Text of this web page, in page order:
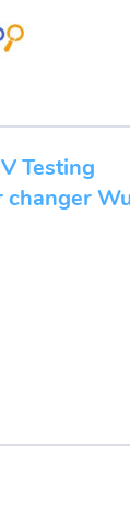
Testing